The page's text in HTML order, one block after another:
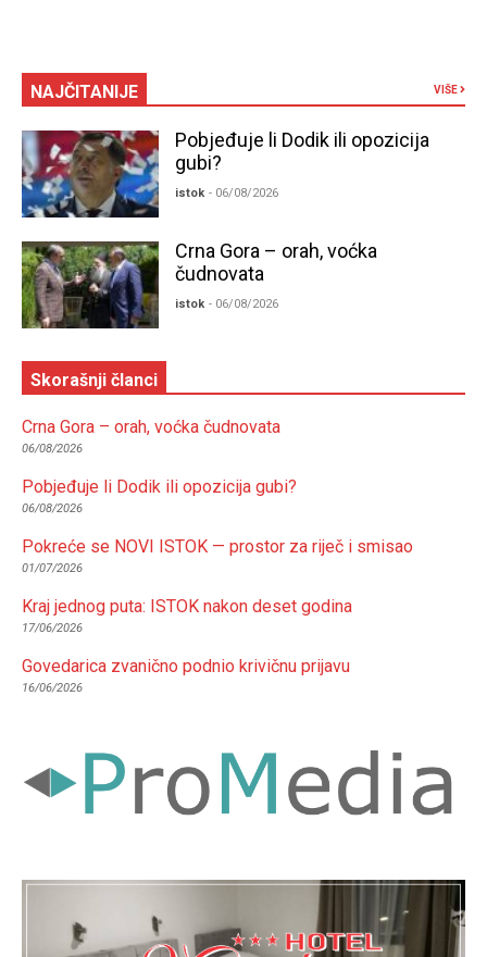
NAJČITANIJE VIŠE
Pobjeđuje li Dodik ili opozicija
gubi?
istok - 06/08/2026
Crna Gora – orah, voćka
čudnovata
istok - 06/08/2026
Skorašnji članci
Crna Gora – orah, voćka čudnovata
06/08/2026
Pobjeđuje li Dodik ili opozicija gubi?
06/08/2026
Pokreće se NOVI ISTOK — prostor za riječ i smisao
01/07/2026
Kraj jednog puta: ISTOK nakon deset godina
17/06/2026
Govedarica zvanično podnio krivičnu prijavu
16/06/2026